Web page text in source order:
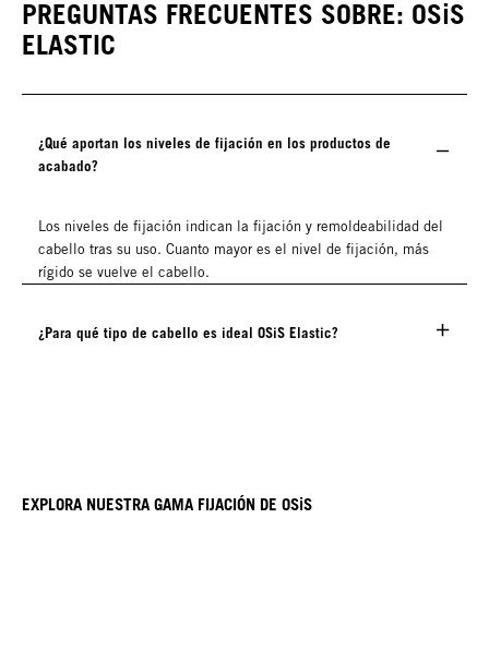
PREGUNTAS FRECUENTES SOBRE: OSiS
ELASTIC
¿Qué aportan los niveles de fijación en los productos de
acabado?
Los niveles de fijación indican la fijación y remoldeabilidad del
cabello tras su uso. Cuanto mayor es el nivel de fijación, más
rígido se vuelve el cabello.
¿Para qué tipo de cabello es ideal OSiS Elastic?
EXPLORA NUESTRA GAMA FIJACIÓN DE OSiS